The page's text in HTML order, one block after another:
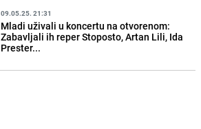
09.05.25. 21:31
Mladi uživali u koncertu na otvorenom:
Zabavljali ih reper Stoposto, Artan Lili, Ida
Prester...